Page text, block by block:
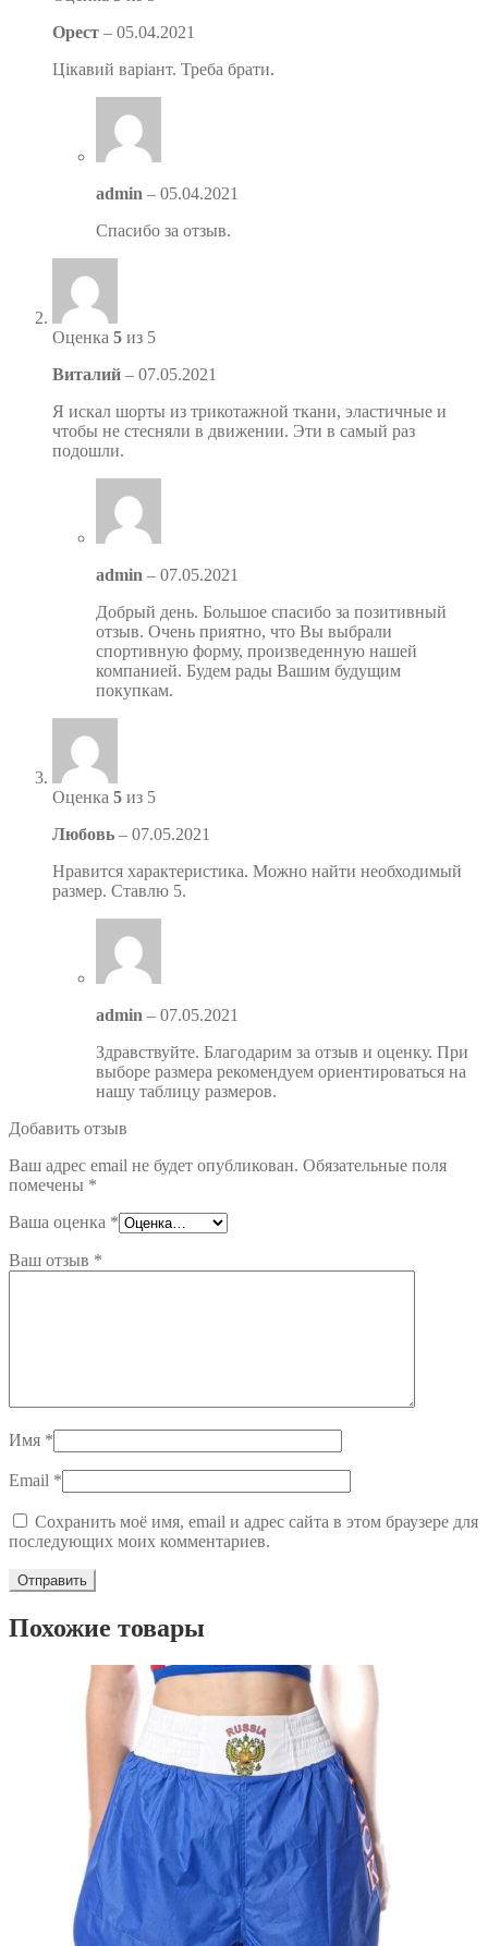
Орест – 05.04.2021
Цікавий варіант. Треба брати.
admin – 05.04.2021
Спасибо за отзыв.
Оценка 5 из 5
Виталий – 07.05.2021
Я искал шорты из трикотажной ткани, эластичные и
чтобы не стесняли в движении. Эти в самый раз
подошли.
admin – 07.05.2021
Добрый день. Большое спасибо за позитивный
отзыв. Очень приятно, что Вы выбрали
спортивную форму, произведенную нашей
компанией. Будем рады Вашим будущим
покупкам.
Оценка 5 из 5
Любовь – 07.05.2021
Нравится характеристика. Можно найти необходимый
размер. Ставлю 5.
admin – 07.05.2021
Здравствуйте. Благодарим за отзыв и оценку. При
выборе размера рекомендуем ориентироваться на
нашу таблицу размеров.
Добавить отзыв
Ваш адрес email не будет опубликован. Обязательные поля
помечены *
Ваша оценка *
Ваш отзыв *
Имя *
Email *
Сохранить моё имя, email и адрес сайта в этом браузере для
последующих моих комментариев.
Похожие товары